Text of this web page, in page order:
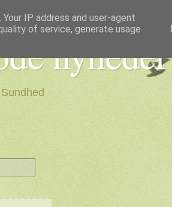
nyheder
IP address and user-agent
of service, generate usage